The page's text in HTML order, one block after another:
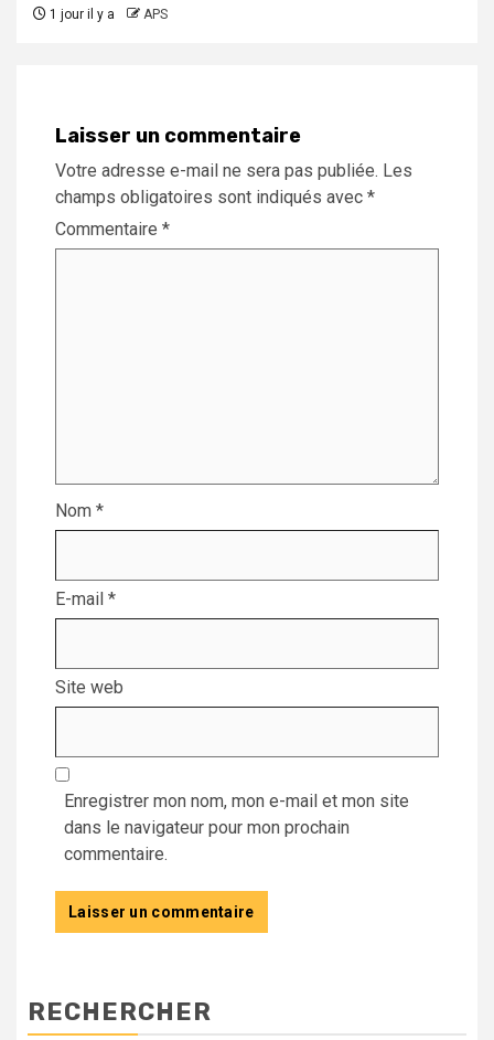
1 jour il y a APS
Laisser un commentaire
Votre adresse e-mail ne sera pas publiée. Les
champs obligatoires sont indiqués avec *
Commentaire *
Nom *
E-mail *
Site web
Enregistrer mon nom, mon e-mail et mon site
dans le navigateur pour mon prochain
commentaire.
RECHERCHER